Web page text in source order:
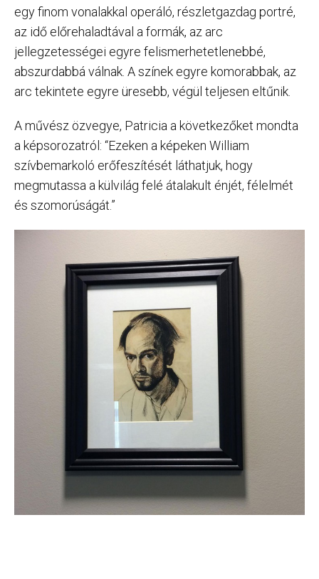
egy finom vonalakkal operáló, részletgazdag portré,
az idő előrehaladtával a formák, az arc
jellegzetességei egyre felismerhetetlenebbé,
abszurdabbá válnak. A színek egyre komorabbak, az
arc tekintete egyre üresebb, végül teljesen eltűnik.
A művész özvegye, Patricia a következőket mondta
a képsorozatról: “Ezeken a képeken William
szívbemarkoló erőfeszítését láthatjuk, hogy
megmutassa a külvilág felé átalakult énjét, félelmét
és szomorúságát.”